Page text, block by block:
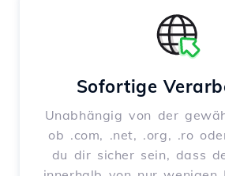
Sofortige
Unabhängig von der
ob .com, .net, .org, .ro
du dir sicher sein, dass